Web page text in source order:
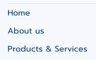
Home
About us
Products & Services